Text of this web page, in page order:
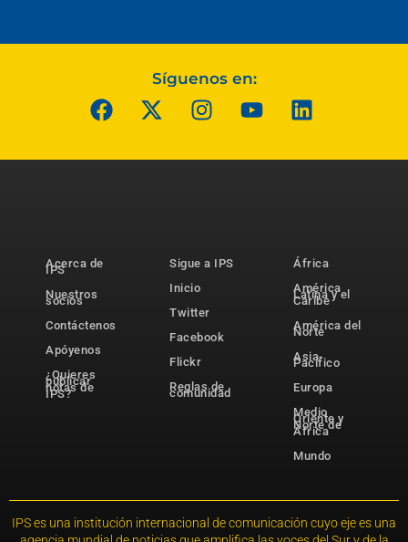
Síguenos en:
Acerca de
IPS
Nuestros
socios
Contáctenos
Apóyenos
¿Quieres
publicar
notas de
IPS?
Sigue a IPS
Inicio
Twitter
Facebook
Flickr
Reglas de
comunidad
África
América
Latina y el
Caribe
América del
Norte
Asia-
Pacífico
Europa
Medio
Oriente y
Norte de
África
Mundo
IPS es una institución internacional de comunicación cuyo eje es una